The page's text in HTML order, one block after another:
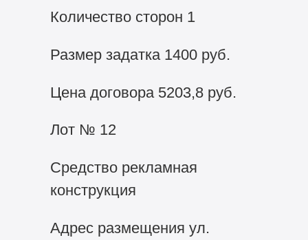
Количество сторон 1
Размер задатка 1400 руб.
Цена договора 5203,8 руб.
Лот № 12
Средство рекламная
конструкция
Адрес размещения ул.